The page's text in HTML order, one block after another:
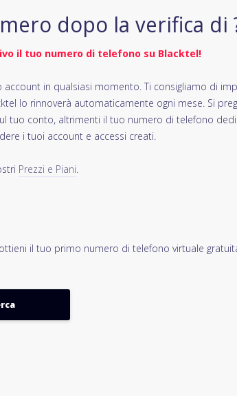
dopo la verifica di
il tuo numero di telefono su Blacktel!
in qualsiasi momento. Ti consigliamo di
lo rinnoverà automaticamente ogni mese. Si
tuo conto, altrimenti il tuo numero di telefono
i tuoi account e accessi creati.
Prezzi e Piani.
il tuo primo numero di telefono virtuale